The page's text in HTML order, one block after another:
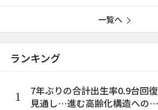
一覧へ
ランキング
1
7年ぶりの合計出生率0.9台回復
見通し…進む高齢化構造への懸